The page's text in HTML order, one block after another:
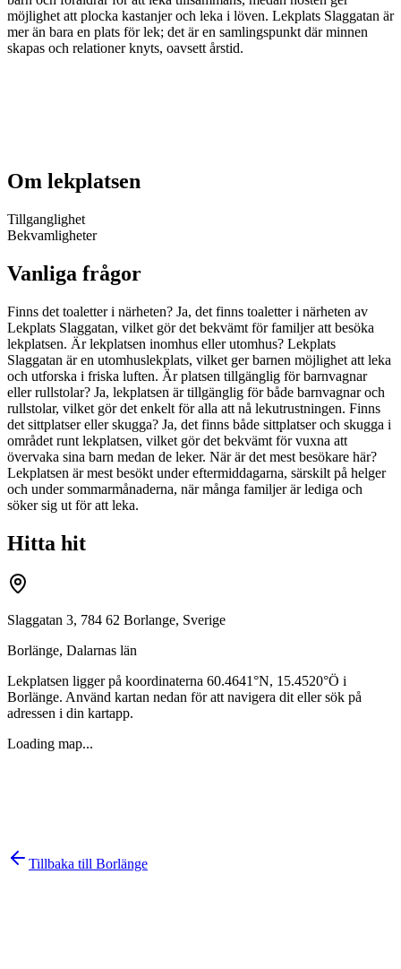
möjlighet att plocka kastanjer och leka i löven. Lekplats Slaggatan är
mer än bara en plats för lek; det är en samlingspunkt där minnen
skapas och relationer knyts, oavsett årstid.
Om lekplatsen
Tillganglighet
Bekvamligheter
Vanliga frågor
Finns det toaletter i närheten? Ja, det finns toaletter i närheten av
Lekplats Slaggatan, vilket gör det bekvämt för familjer att besöka
lekplatsen. Är lekplatsen inomhus eller utomhus? Lekplats
Slaggatan är en utomhuslekplats, vilket ger barnen möjlighet att leka
och utforska i friska luften. Är platsen tillgänglig för barnvagnar
eller rullstolar? Ja, lekplatsen är tillgänglig för både barnvagnar och
rullstolar, vilket gör det enkelt för alla att nå lekutrustningen. Finns
det sittplatser eller skugga? Ja, det finns både sittplatser och skugga i
området runt lekplatsen, vilket gör det bekvämt för vuxna att
övervaka sina barn medan de leker. När är det mest besökare här?
Lekplatsen är mest besökt under eftermiddagarna, särskilt på helger
och under sommarmånaderna, när många familjer är lediga och
söker sig ut för att leka.
Hitta hit
Slaggatan 3, 784 62 Borlange, Sverige
Borlänge, Dalarnas län
Lekplatsen ligger på koordinaterna 60.4641°N, 15.4520°Ö i
Borlänge. Använd kartan nedan för att navigera dit eller sök på
adressen i din kartapp.
Loading map...
Tillbaka till Borlänge